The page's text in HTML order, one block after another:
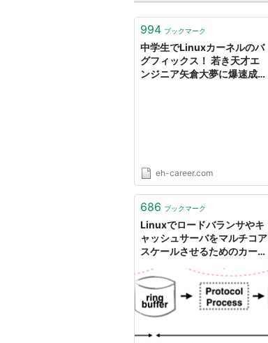
994 ブックマーク
中学生でLinuxカーネルのバ
グフィックス！ 若き天才エ
ンジニア矢倉大夢に爆速成長
eh-career.com
686 ブックマーク
Linuxでロードバランサやキ
ャッシュサーバをマルチコア
スケールさせるためのカーネ
ログ